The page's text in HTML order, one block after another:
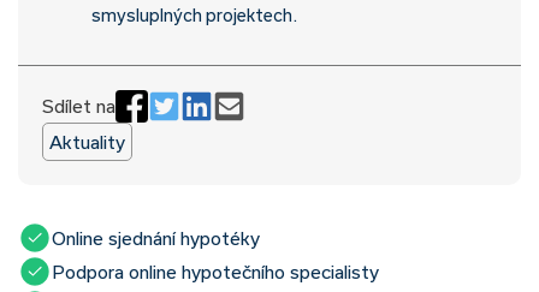
smysluplných projektech.
Sdílet na
Aktuality
Online sjednání hypotéky
Podpora online hypotečního specialisty